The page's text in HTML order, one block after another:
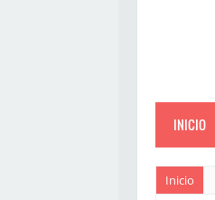
INICIO
Inicio